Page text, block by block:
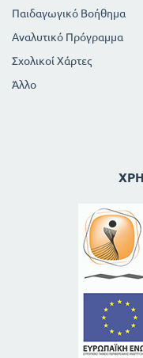
Παιδαγωγικό Βοήθημα
Αναλυτικό Πρόγραμμα
Σχολικοί Χάρτες
Άλλο